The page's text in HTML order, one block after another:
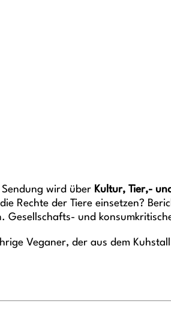
Sendung wird über Kultur, Tier,-
Rechte der Tiere einsetzen?
und
Veganer, der aus dem